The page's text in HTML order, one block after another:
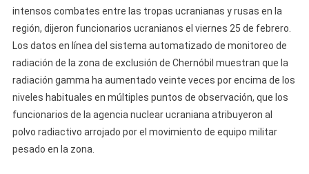
intensos combates entre las tropas ucranianas y rusas en la
región, dijeron funcionarios ucranianos el viernes 25 de febrero.
Los datos en línea del sistema automatizado de monitoreo de
radiación de la zona de exclusión de Chernóbil muestran que la
radiación gamma ha aumentado veinte veces por encima de los
niveles habituales en múltiples puntos de observación, que los
funcionarios de la agencia nuclear ucraniana atribuyeron al
polvo radiactivo arrojado por el movimiento de equipo militar
pesado en la zona.